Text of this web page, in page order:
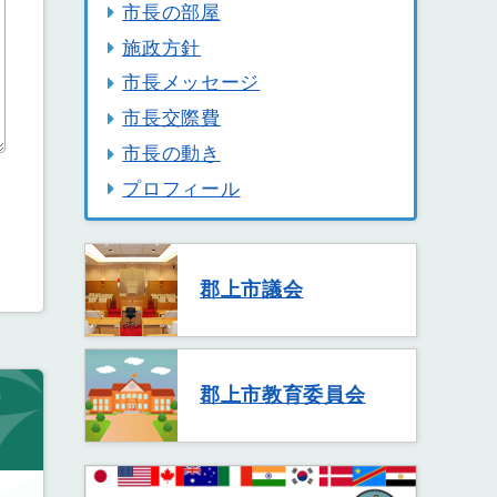
市長の部屋
施政方針
市長メッセージ
市長交際費
市長の動き
プロフィール
郡上市議会
郡上市教育委員会